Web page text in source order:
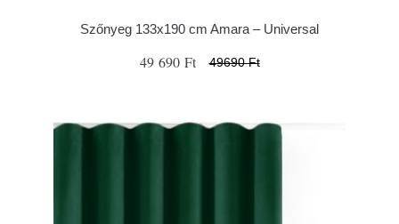
Szőnyeg 133x190 cm Amara – Universal
49 690 Ft 49690 Ft